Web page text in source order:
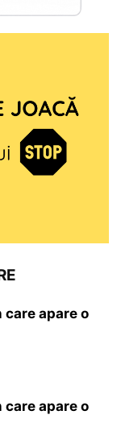
apare o
apare o